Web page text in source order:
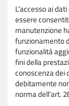
L'accesso ai
essere
manutenzione
funzionamento
funzionalità
fini della
conoscenza dei
debitamente
norma dell'art.